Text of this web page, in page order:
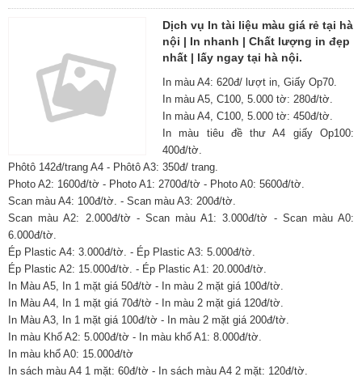
Dịch vụ In tài liệu màu giá rẻ tại hà
nội | In nhanh | Chất lượng in đẹp
nhất | lấy ngay tại hà nội.
In màu A4: 620đ/ lượt in, Giấy Op70.
In màu A5, C100, 5.000 tờ: 280đ/tờ.
In màu A4, C100, 5.000 tờ: 450đ/tờ.
In màu tiêu đề thư A4 giấy Op100:
400đ/tờ.
Phôtô 142đ/trang A4 - Phôtô A3: 350đ/ trang.
Photo A2: 1600đ/tờ - Photo A1: 2700đ/tờ - Photo A0: 5600đ/tờ.
Scan màu A4: 100đ/tờ. - Scan màu A3: 200đ/tờ.
Scan màu A2: 2.000đ/tờ - Scan màu A1: 3.000đ/tờ - Scan màu A0:
6.000đ/tờ.
Ép Plastic A4: 3.000đ/tờ. - Ép Plastic A3: 5.000đ/tờ.
Ép Plastic A2: 15.000đ/tờ. - Ép Plastic A1: 20.000đ/tờ.
In Màu A5, In 1 mặt giá 50đ/tờ - In màu 2 mặt giá 100đ/tờ.
In Màu A4, In 1 mặt giá 70đ/tờ - In màu 2 mặt giá 120đ/tờ.
In Màu A3, In 1 mặt giá 100đ/tờ - In màu 2 mặt giá 200đ/tờ.
In màu Khổ A2: 5.000đ/tờ - In màu khổ A1: 8.000đ/tờ.
In màu khổ A0: 15.000đ/tờ
In sách màu A4 1 mặt: 60đ/tờ - In sách màu A4 2 mặt: 120đ/tờ.